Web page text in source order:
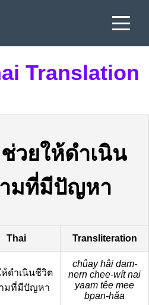
Translation
ช่วยให้ดำเนิน
มที่มีปัญหา
Thai Transliteration
ห้ดำเนินชีวิต
มที่มีปัญหา
chûay hâi dam-
nern chee-wít nai
yaam têe mee
bpan-hǎa